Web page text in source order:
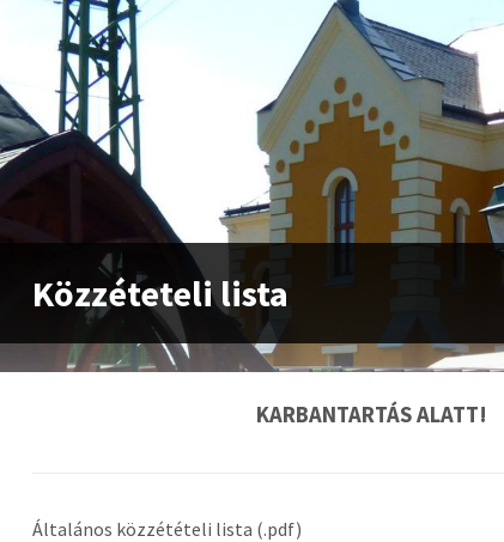
Közzéteteli lista
KARBANTARTÁS ALATT!
Általános közzétételi lista (.pdf)